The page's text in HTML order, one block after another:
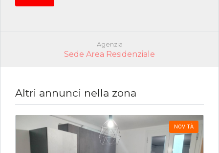
Agenzia
Sede Area Residenziale
Altri annunci nella zona
NOVITÀ